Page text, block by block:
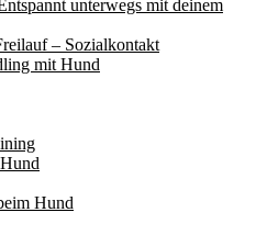
unterwegs mit deinem
– Sozialkontakt
mit Hund
Hund